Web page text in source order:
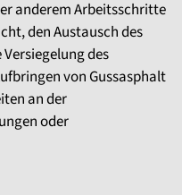
anderem Arbeitsschritte
den Austausch des
des
von Gussasphalt
an der
oder